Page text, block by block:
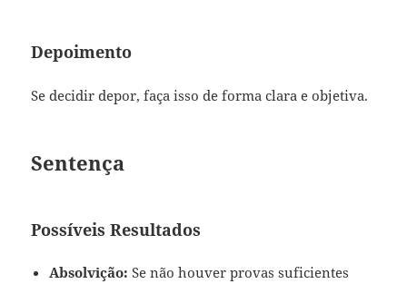
Depoimento
Se decidir depor, faça isso de forma clara e objetiva.
Sentença
Possíveis Resultados
Absolvição: Se não houver provas suficientes